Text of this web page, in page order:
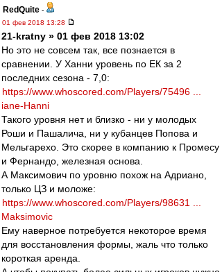
RedQuite -
01 фев 2018 13:28
21-kratny » 01 фев 2018 13:02
Но это не совсем так, все познается в
сравнении. У Ханни уровень по ЕК за 2
последних сезона - 7,0:
https://www.whoscored.com/Players/75496 ...
iane-Hanni
Такого уровня нет и близко - ни у молодых
Роши и Пашалича, ни у кубанцев Попова и
Мельгарехо. Это скорее в компанию к Промесу
и Фернандо, железная основа.
А Максимович по уровню похож на Адриано,
только ЦЗ и моложе:
https://www.whoscored.com/Players/98631 ...
Maksimovic
Ему наверное потребуется некоторое время
для восстановления формы, жаль что только
короткая аренда.